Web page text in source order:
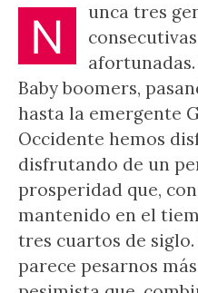
N
unca tres
Baby boomers,
hasta la emergente
Occidente hemos
disfrutando de un
prosperidad que,
mantenido en el
tres cuartos de siglo.
parece pesarnos